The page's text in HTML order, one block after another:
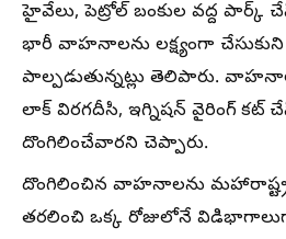
హైవేలు, పెట్రోల్ బంకుల వద్ద పార్క్
భారీ వాహనాలను లక్ష్యంగా
పాల్పడుతున్నట్లు తెలిపారు. వాహనాల
లాక్ విరగదీసి, ఇగ్నిషన్ వైరింగ్ కట్ చేసి
దొంగిలించేవారని చెప్పారు.
దొంగిలించిన వాహనాలను
తరలించి ఒక్క రోజులోనే విడిభాగాలుగా